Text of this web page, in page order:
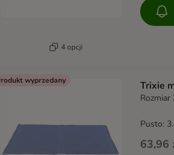
4 opcji
wyprzedany Trixie
Rozmiar
63,96
Pusto: